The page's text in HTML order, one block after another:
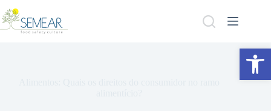
Abrir a barra de ferramentas